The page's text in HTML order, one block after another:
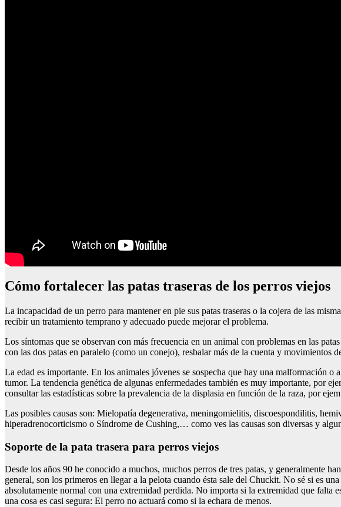
Cómo fortalecer las patas traseras de los perros viejos
La incapacidad de un perro para mantener en pie sus patas traseras o la cojera de las
recibir un tratamiento temprano y adecuado puede mejorar el problema.
Los síntomas que se observan con más frecuencia en un animal con problemas en las
con las dos patas en paralelo (como un conejo), resbalar más de la cuenta y movimientos
La edad es importante. En los animales jóvenes se sospecha que hay una malformación
tumor. La tendencia genética de algunas enfermedades también es muy importante, por
consultar las estadísticas sobre la prevalencia de la displasia en función de la raza, por
Las posibles causas son: Mielopatía degenerativa, meningomielitis, discoespondilitis,
hiperadrenocorticismo o Síndrome de Cushing,… como ves las causas son diversas y
Soporte de la pata trasera para perros viejos
Desde los años 90 he conocido a muchos, muchos perros de tres patas, y generalmente
general, son los primeros en llegar a la pelota cuando ésta sale del Chuckit. No sé si es
absolutamente normal con una extremidad perdida. No importa si la extremidad que falta
una cosa es casi segura: El perro no actuará como si la echara de menos.